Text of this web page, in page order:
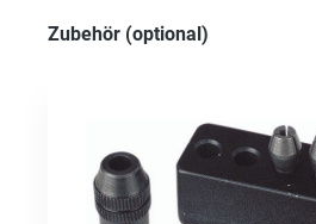
Ignorer la galerie de produits
Zubehör (optional)